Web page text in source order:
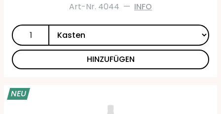
Art-Nr. 4044 — INFO
HINZUFÜGEN
NEU